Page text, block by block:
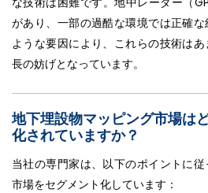
があり、一部の過酷な環境では正確
ような要因により、これらの技術は
長の妨げとなっています。
地下埋設物マッピング市場は
化されていますか？
当社の専門家は、以下のポイントに
市場をセグメント化しています：